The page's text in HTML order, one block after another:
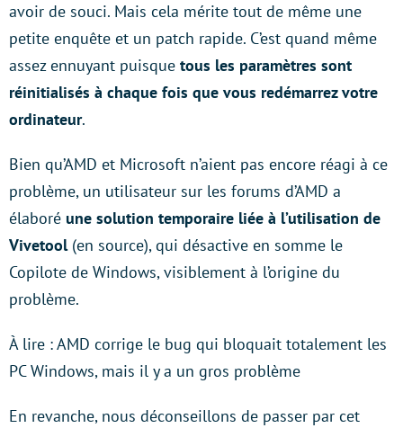
avoir de souci. Mais cela mérite tout de même une
petite enquête et un patch rapide. C’est quand même
assez ennuyant puisque tous les paramètres sont
réinitialisés à chaque fois que vous redémarrez votre
ordinateur.
Bien qu’AMD et Microsoft n’aient pas encore réagi à ce
problème, un utilisateur sur les forums d’AMD a
élaboré une solution temporaire liée à l’utilisation de
Vivetool (en source), qui désactive en somme le
Copilote de Windows, visiblement à l’origine du
problème.
À lire : AMD corrige le bug qui bloquait totalement les
PC Windows, mais il y a un gros problème
En revanche, nous déconseillons de passer par cet